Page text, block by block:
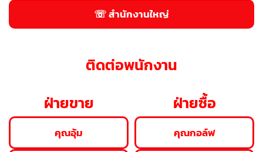
☏ สำนักงานใหญ่
ติดต่อพนักงาน
ฝ่ายขาย
คุณอุ้ม
ฝ่ายซื้อ
คุณกอล์ฟ